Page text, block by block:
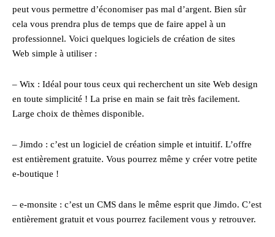
peut vous permettre d’économiser pas mal d’argent. Bien sûr
cela vous prendra plus de temps que de faire appel à un
professionnel. Voici quelques logiciels de création de sites
Web simple à utiliser :
– Wix : Idéal pour tous ceux qui recherchent un site Web design
en toute simplicité ! La prise en main se fait très facilement.
Large choix de thèmes disponible.
– Jimdo : c’est un logiciel de création simple et intuitif. L’offre
est entièrement gratuite. Vous pourrez même y créer votre petite
e-boutique !
– e-monsite : c’est un CMS dans le même esprit que Jimdo. C’est
entièrement gratuit et vous pourrez facilement vous y retrouver.